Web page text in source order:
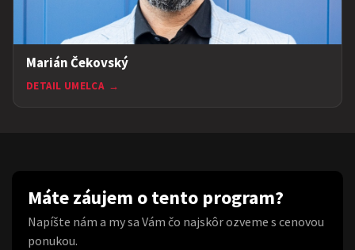
Marián Čekovský
DETAIL UMELCA →
Máte záujem o tento program?
Napíšte nám a my sa Vám čo najskôr ozveme s cenovou
ponukou.